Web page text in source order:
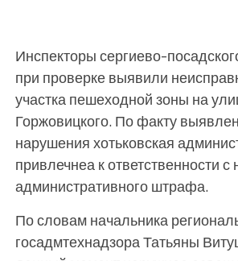
Инспекторы сергиево-
при проверке выявили
участка пешеходной зоны на
Горжовицкого. По факту
нарушения хотьковская
привлечнеа к ответственности
административного штрафа.
По словам начальника
госадмтехнадзора Татьяны